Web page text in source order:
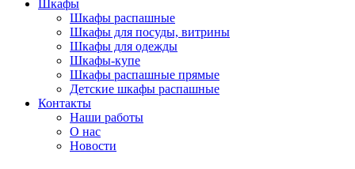
Шкафы
Шкафы распашные
Шкафы для посуды, витрины
Шкафы для одежды
Шкафы-купе
Шкафы распашные прямые
Детские шкафы распашные
Контакты
Наши работы
О нас
Новости